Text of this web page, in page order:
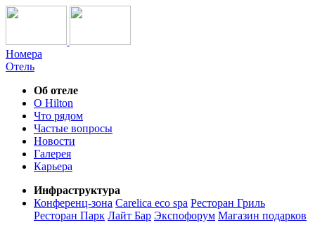
Номера
Отель
Об отеле
О Hilton
Что рядом
Частые вопросы
Новости
Галерея
Карьера
Инфраструктура
Конференц-зона Carelica eco spa Ресторан Гриль
Ресторан Парк Лайт Бар Экспофорум Магазин подарков